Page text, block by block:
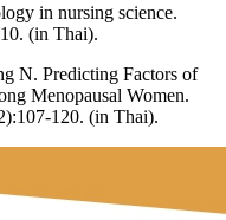
in nursing science.
(in Thai).
N. Predicting Factors of
Menopausal Women.
120. (in Thai).